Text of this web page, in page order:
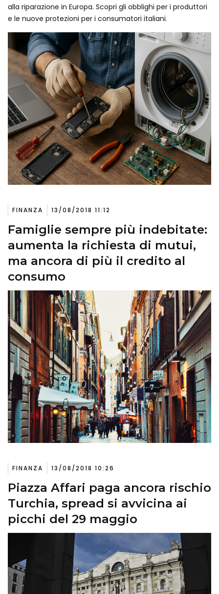
alla riparazione in Europa. Scopri gli obblighi per i produttori
e le nuove protezioni per i consumatori italiani.
FINANZA 13/08/2018 11:12
Famiglie sempre più indebitate:
aumenta la richiesta di mutui,
ma ancora di più il credito al
consumo
FINANZA 13/08/2018 10:26
Piazza Affari paga ancora rischio
Turchia, spread si avvicina ai
picchi del 29 maggio